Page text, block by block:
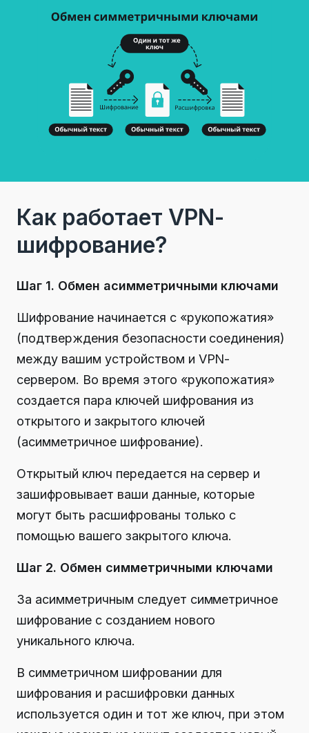
Как работает VPN-
шифрование?
Шаг 1. Обмен асимметричными ключами
Шифрование начинается с «рукопожатия»
(подтверждения безопасности соединения)
между вашим устройством и VPN-
сервером. Во время этого «рукопожатия»
создается пара ключей шифрования из
открытого и закрытого ключей
(асимметричное шифрование).
Открытый ключ передается на сервер и
зашифровывает ваши данные, которые
могут быть расшифрованы только с
помощью вашего закрытого ключа.
Шаг 2. Обмен симметричными ключами
За асимметричным следует симметричное
шифрование с созданием нового
уникального ключа.
В симметричном шифровании для
шифрования и расшифровки данных
используется один и тот же ключ, при этом